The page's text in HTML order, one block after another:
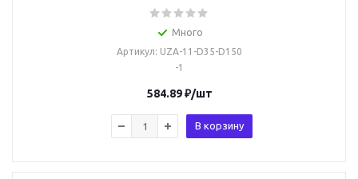
Много
Артикул: UZA-11-D35-D150
-1
584.89₽/шт
В корзину